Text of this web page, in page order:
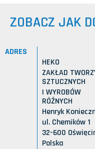
ZOBACZ JAK
ADRES
HEKO
ZAKŁAD
SZTUCZNYCH
I WYROBÓW
RÓŻNYCH
Henryk
ul. Chemików 1
32-600
Polska